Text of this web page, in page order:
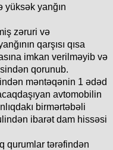
yüksək yanğın
zəruri və
qarşısı qısa
imkan verilməyib və
qorunub.
məntəqənin 1 ədəd
avtomobilin
birmərtəbəli
ibarət dam hissəsi
qurumlar tərəfindən